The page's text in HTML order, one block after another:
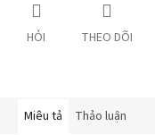
HỎI THEO DÕI
Miêu tả Thảo luận